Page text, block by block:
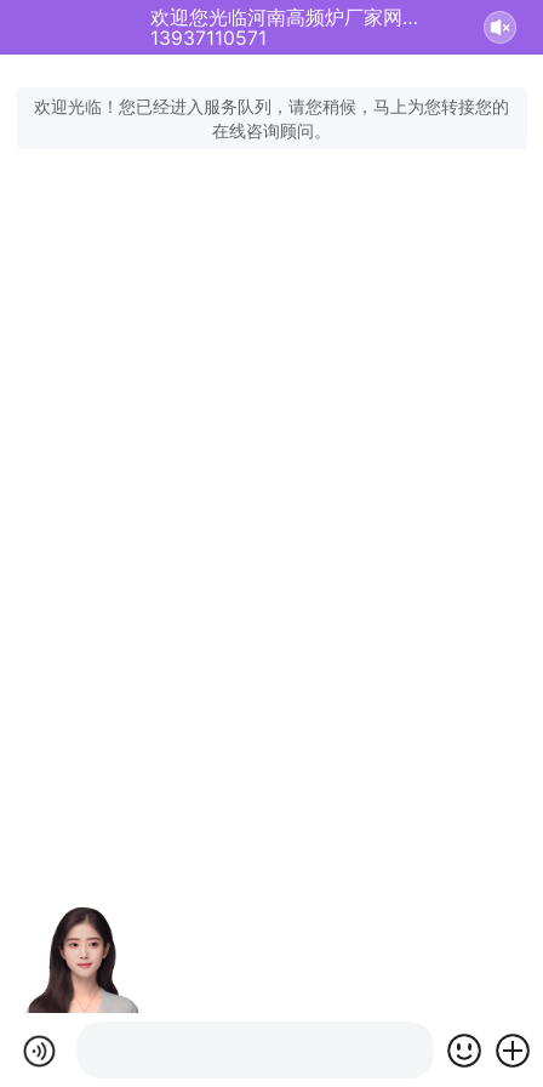
欢迎您光临河南高频炉厂家网站！正在为您服务
13937110571
欢迎光临！您已经进入服务队列，请您稍候，马上为您转接您的
在线咨询顾问。